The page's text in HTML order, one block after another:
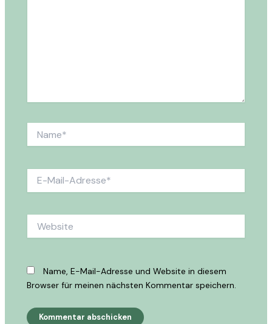
Mail-
Name, E-Mail-Adresse und Website in diesem
Browser für meinen nächsten Kommentar speichern.